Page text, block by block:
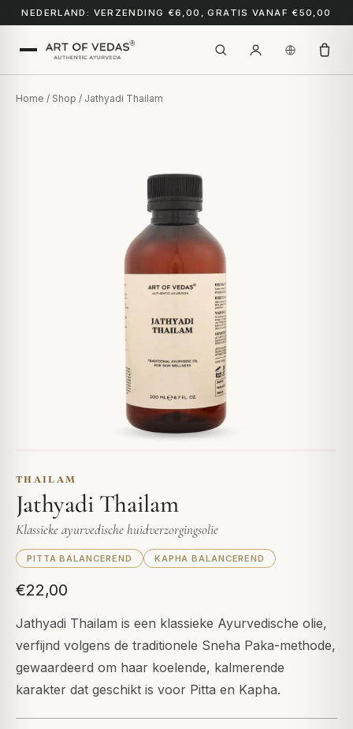
NEDERLAND: VERZENDING €6,00, GRATIS VANAF €50,00
Home / Shop / Jathyadi Thailam
THAILAM
Jathyadi Thailam
Klassieke ayurvedische huidverzorgingsolie
PITTA BALANCEREND KAPHA BALANCEREND
€22,00
Jathyadi Thailam is een klassieke Ayurvedische olie,
verfijnd volgens de traditionele Sneha Paka-methode,
gewaardeerd om haar koelende, kalmerende
karakter dat geschikt is voor Pitta en Kapha.